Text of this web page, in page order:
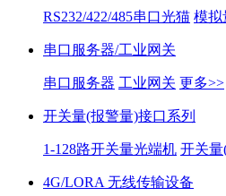
RS232/422/485串口光猫 模拟
串口服务器/工业网关
串口服务器 工业网关 更多>>
开关量(报警量)接口系列
1-128路开关量光端机 开关量
4G/LORA 无线传输设备